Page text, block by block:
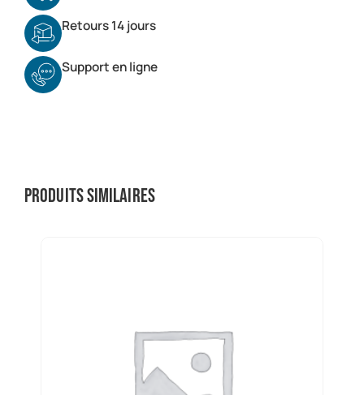
Retours 14 jours
Support en ligne
Produits similaires